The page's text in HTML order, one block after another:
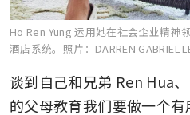
Ho Ren Yung 运用她在社会企业精神
酒店系统。 照片：DARREN GABRIEL
谈到自己和兄弟 Ren Hua
的父母教育我们要做一个